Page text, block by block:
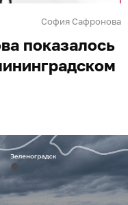
София Сафронова
показалось